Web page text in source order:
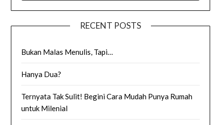
RECENT POSTS
Bukan Malas Menulis, Tapi…
Hanya Dua?
Ternyata Tak Sulit! Begini Cara Mudah Punya Rumah
untuk Milenial